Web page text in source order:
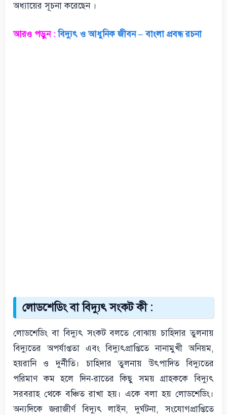
অধ্যায়ের সূচনা করেছেন ।
আরও পড়ুন : বিদ্যুৎ ও আধুনিক জীবন – বাংলা প্রবন্ধ রচনা
লোডশেডিং বা বিদ্যুৎ সংকট কী :
লোডশেডিং বা বিদ্যুৎ সংকট বলতে বোঝায় চাহিদার তুলনায়
বিদ্যুতের অপর্যাপ্ততা এবং বিদ্যুৎপ্রাপ্তিতে নানামুখী অনিয়ম,
হয়রানি ও দুর্নীতি। চাহিদার তুলনায় উৎপাদিত বিদ্যুতের
পরিমাণ কম হলে দিন-রাতের কিছু সময় গ্রাহককে বিদ্যুৎ
সরবরাহ থেকে বঞ্চিত রাখা হয়। একে বলা হয় লোডশেডিং।
অন্যদিকে জরাজীর্ণ বিদ্যুৎ লাইন, দুর্ঘটনা, সংযোগপ্রাপ্তিতে